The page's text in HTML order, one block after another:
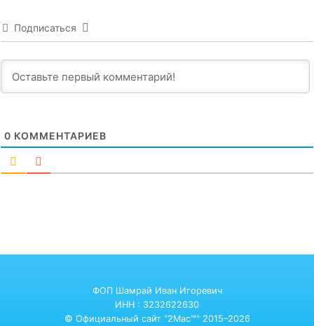
Подписаться
0 КОММЕНТАРИЕВ
ФОП Шамрай Иван Игоревич
ИНН : 3232622630
© Официальный сайт "2Mac™" 2015–2026